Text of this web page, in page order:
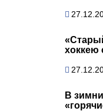
хоккею
В